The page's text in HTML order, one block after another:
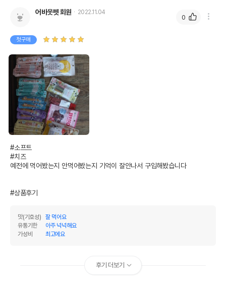
어바웃펫 회원 2022.11.04
첫구매
#소프트
#치즈
예전에 먹어봤는지 안먹어봤는지 기억이 잘안나서 구입해봤습니다
#상품후기
맛(기호성)
잘 먹어요
유통기한
아주 넉넉해요
가성비
최고에요
0
후기 더보기